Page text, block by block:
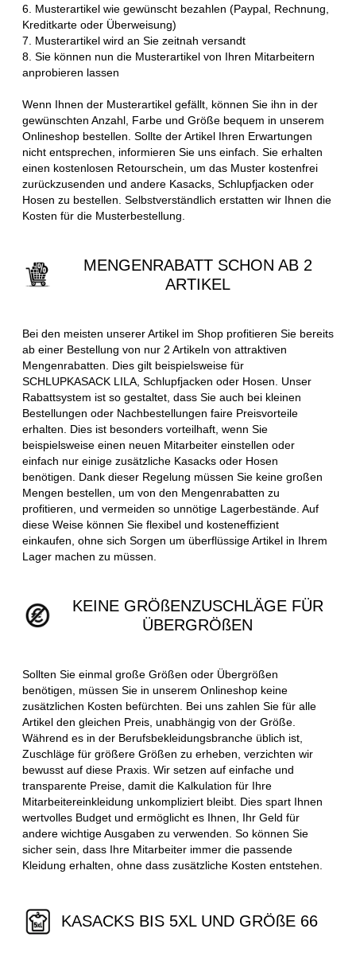
6. Musterartikel wie gewünscht bezahlen (Paypal, Rechnung,
Kreditkarte oder Überweisung)
7. Musterartikel wird an Sie zeitnah versandt
8. Sie können nun die Musterartikel von Ihren Mitarbeitern
anprobieren lassen
Wenn Ihnen der Musterartikel gefällt, können Sie ihn in der
gewünschten Anzahl, Farbe und Größe bequem in unserem
Onlineshop bestellen. Sollte der Artikel Ihren Erwartungen
nicht entsprechen, informieren Sie uns einfach. Sie erhalten
einen kostenlosen Retourschein, um das Muster kostenfrei
zurückzusenden und andere Kasacks, Schlupfjacken oder
Hosen zu bestellen. Selbstverständlich erstatten wir Ihnen die
Kosten für die Musterbestellung.
MENGENRABATT SCHON AB 2
ARTIKEL
Bei den meisten unserer Artikel im Shop profitieren Sie bereits
ab einer Bestellung von nur 2 Artikeln von attraktiven
Mengenrabatten. Dies gilt beispielsweise für
SCHLUPKASACK LILA, Schlupfjacken oder Hosen. Unser
Rabattsystem ist so gestaltet, dass Sie auch bei kleinen
Bestellungen oder Nachbestellungen faire Preisvorteile
erhalten. Dies ist besonders vorteilhaft, wenn Sie
beispielsweise einen neuen Mitarbeiter einstellen oder
einfach nur einige zusätzliche Kasacks oder Hosen
benötigen. Dank dieser Regelung müssen Sie keine großen
Mengen bestellen, um von den Mengenrabatten zu
profitieren, und vermeiden so unnötige Lagerbestände. Auf
diese Weise können Sie flexibel und kosteneffizient
einkaufen, ohne sich Sorgen um überflüssige Artikel in Ihrem
Lager machen zu müssen.
KEINE GRÖßENZUSCHLÄGE FÜR
ÜBERGRÖßEN
Sollten Sie einmal große Größen oder Übergrößen
benötigen, müssen Sie in unserem Onlineshop keine
zusätzlichen Kosten befürchten. Bei uns zahlen Sie für alle
Artikel den gleichen Preis, unabhängig von der Größe.
Während es in der Berufsbekleidungsbranche üblich ist,
Zuschläge für größere Größen zu erheben, verzichten wir
bewusst auf diese Praxis. Wir setzen auf einfache und
transparente Preise, damit die Kalkulation für Ihre
Mitarbeitereinkleidung unkompliziert bleibt. Dies spart Ihnen
wertvolles Budget und ermöglicht es Ihnen, Ihr Geld für
andere wichtige Ausgaben zu verwenden. So können Sie
sicher sein, dass Ihre Mitarbeiter immer die passende
Kleidung erhalten, ohne dass zusätzliche Kosten entstehen.
KASACKS BIS 5XL UND GRÖßE 66